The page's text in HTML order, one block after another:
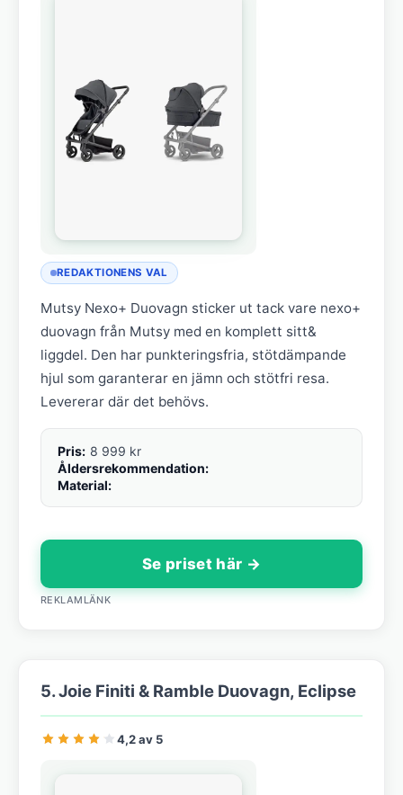
REDAKTIONENS VAL
Mutsy Nexo+ Duovagn sticker ut tack vare nexo+
duovagn från Mutsy med en komplett sitt&
liggdel. Den har punkteringsfria, stötdämpande
hjul som garanterar en jämn och stötfri resa.
Levererar där det behövs.
Pris: 8 999 kr
Åldersrekommendation:
Material:
Se priset här →
REKLAMLÄNK
5. Joie Finiti & Ramble Duovagn, Eclipse
4,2 av 5